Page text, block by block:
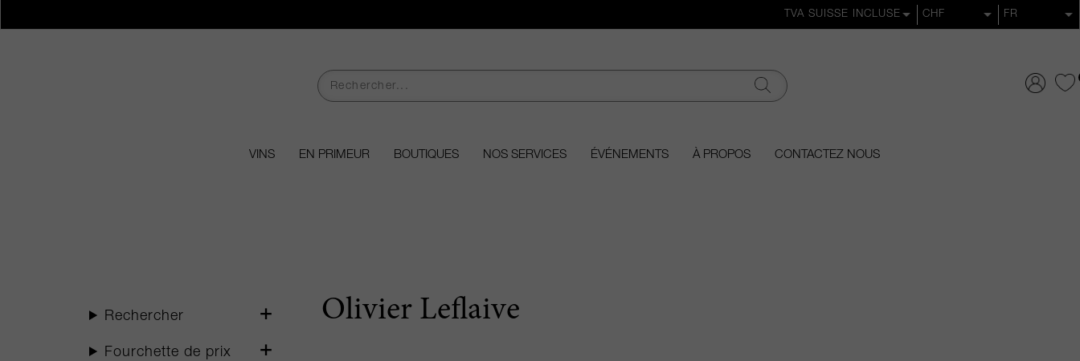
VINS EN PRIMEUR BOUTIQUES NOS SERVICES ÉVÉNEMENTS À PROPOS CONTACTEZ NOUS
Olivier Leflaive
Rechercher
Fourchette de prix